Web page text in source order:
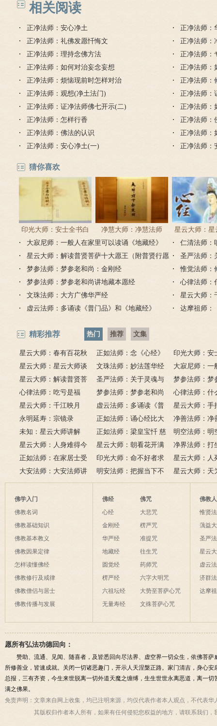
相关阅读
正净法师：安心净土
正净法师：
正净法师：礼佛发愿忏悔文
正净法师：
正净法师：理持念佛方法
正净法师：
正净法师：如何对治妄念妄想
正净法师：
正净法师：烦恼现前时怎样对治
正净法师：
正净法师：观想(净土法门)
正净法师：
正净法师：证净法师佛七开示(二)
正净法师：
正净法师：怎样行香
正净法师：
正净法师：佛法的认识
正净法师：
正净法师：安心净土(一)
正净法师：
猜你喜欢
印光大师：安士全书白
话解
净慧大师：净慧法师
《楞严经》浅译
星云大师：星
《心经
大寂尼师：一般人在家里可以读诵《地藏经》
吗？
仁清法师：
星云大师：解读普贤菩萨十大愿王（附普贤行愿
品全文）
圣严法师：
梦参法师：梦参老和尚：金刚经
惟觉法师：
梦参法师：梦参老和尚讲地藏本愿经
心律法师：
文珠法师：大方广佛华严经
星云大师：
虚云法师：多诵读《普门品》和《地藏经》
达摩祖师：
精彩推荐 热门 推荐 文集
星云大师：春有百花秋
有月，夏有凉风冬有雪；
若无闲事挂心头，便是人
间好时节。
正如法师：念《心经》
比《大悲咒》更好吗？
印光大师：安
话解
星云大师：星云大师谈
《心经》
文珠法师：妙法莲华经
大寂尼师：一
里可以读诵《
吗？
星云大师：解读普贤菩
萨十大愿王（附普贤行愿
品全文）
圣严法师：关于灵魂与
鬼的终极真相
梦参法师：梦
尚：金刚经
心律法师：吃亏是福
梦参法师：梦参老和尚
讲地藏本愿经
心律法师：什
有缘？
星云大师：千江映月
虚云法师：多诵读《普
门品》和《地藏经》
星云大师：手
满田，低头便
六根清净方为
来是向前。
永明延寿：宗镜录
正如法师：诵心经比大
悲咒功德大吗
净善法师：净
看风水与算命
运？
未知：星云大师讲解
正如法师：梁皇宝忏 慈
悲道场
明空法师：明
《心经》中的
星云大师：人身难得今
已得，佛法难闻今已闻；
此身不向今生度，更向何
生度此身？
星云大师：朝看花开满
树红，暮看花落树还空；
若将花比人间事，花与人
间事一同。
净界法师：打
该怎么念佛？
正如法师：在家居士受
五戒可以搭缦衣吗？
印光大师：命不好者求
美好姻缘，有个简单方
法
星云大师：人
是怎样的？
大安法师：大安法师讲
解
明安法师：把握当下不
后悔
星云大师：天
为毡，日月星
夜间不敢长伸
破海底天。
佛学入门
佛教名词
佛教基础知识
佛教基本教义
佛教因果定律
怎样读懂佛经
佛教修行及戒律
佛教僧侣与居士
佛教传播与发展
佛经
心经
金刚经
华严经
地藏经
圆觉经
楞严经
六祖坛经
无量寿经
佛咒
大悲咒
楞严咒
准提咒
往生咒
药师咒
六字大明咒
大势至菩萨心咒
文殊菩萨心咒
佛教
惟贤
蕅益
圣严
星云
虚云
济群
达摩
愿所有弘法功德回向：
赞助、流通、见闻、随喜者，及皆悉回向尽法界、虚空界一切众生，依佛菩
所修善业，皆速成就。关闭一切诸恶趣门，开示人天涅槃正路。家门清吉，身心
总报，三有齐资，今生来世脱离一切外道天魔之缠缚，生生世世永离恶道，离一
满之佛果。
免责声明： 文章来自网上收集，均已注明来源，均仅代表作者本人观点，不代表
其版权归作者本人所有，如果有任何侵犯您权益的地方，请联系我们，